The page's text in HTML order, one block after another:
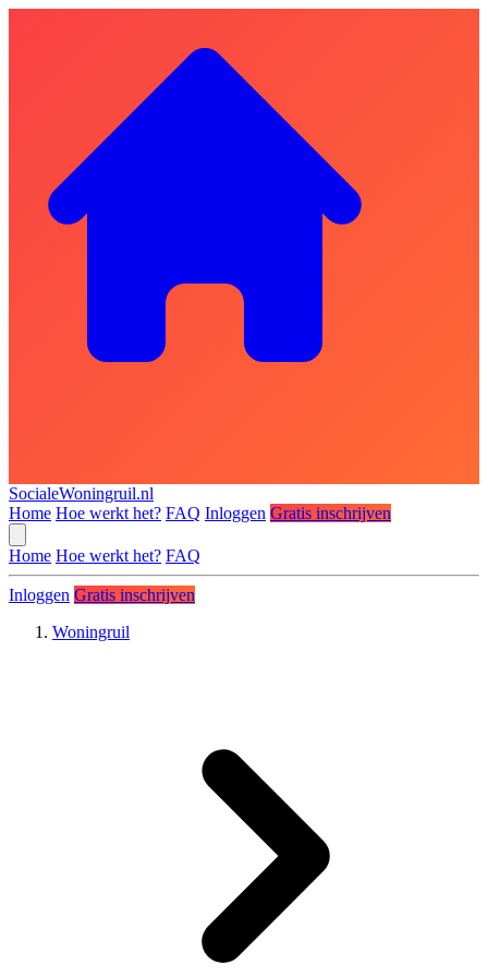
SocialeWoningruil.nl
Home Hoe werkt het? FAQ Inloggen Gratis inschrijven
Home Hoe werkt het? FAQ
Inloggen Gratis inschrijven
Woningruil